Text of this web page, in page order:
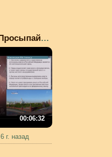
Знамение. Просыпайтесь,...
00:06:32
6 г. назад